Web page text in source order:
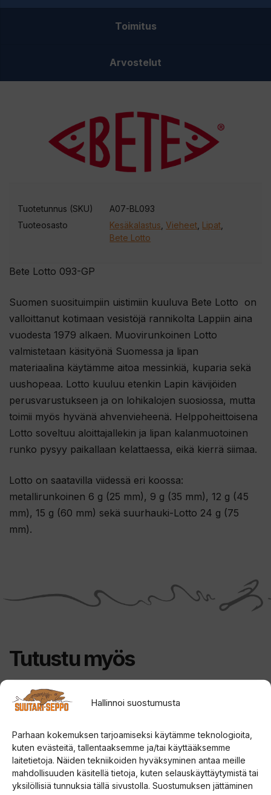
Hallinnoi suostumusta
Parhaan kokemuksen tarjoamiseksi käytämme teknologioita,
kuten evästeitä, tallentaaksemme ja/tai käyttääksemme
laitetietoja. Näiden tekniikoiden hyväksyminen antaa meille
mahdollisuuden käsitellä tietoja, kuten selauskäyttäytymistä tai
yksilöllisiä tunnuksia tällä sivustolla. Suostumuksen jättäminen
Toimitus
Arvostelut
Bete Lotto 093-GP
Suomen suosituimpiin uistimiin kuuluva Bete Lotto on
valloittanut kotimaan vesistöjä rannikolta Lappiin aina
vuodesta 1979 alkaen. Muovirunkoinen Lotto
valmistetaan käsityönä Suomessa ja lipan
materiaalina käytämme aitoa messinkiä, kuparia sekä
uushopeaa. Lotto kuuluu etenkin Lapin kävijöiden
perusvarustukseen ja on lohikalojen suosiossa, mutta
toimii myös hyvänä ahvenvieheenä. Helppoheittoisena
Lotto soveltuu aloittajallekin ja lipan kalanmuotoinen
runko pysyy paikallaan kelattaessa, eikä kierrä siimaa.
Lotto on saatavilla viidessä eri koossa:
metallirunkoinen 6 g (25 mm), 9 g (35 mm), 12 g (45
mm), 15 g (60 mm) sekä suurhauki-Lotto 24 g (75
mm).
Tuotetunnus (SKU)
A07-BL093
Tuoteosasto
Kesäkalastus ,Vieheet Lipat
Bete Lotto
Tutustu myös
ALE!
Tällä
on
useampi
muunnelma.
Voit
Tällä
on
useampi
muunnelma.
Voit